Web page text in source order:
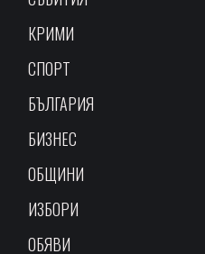
КРИМИ
СПОРТ
БЪЛГАРИЯ
БИЗНЕС
ОБЩИНИ
ИЗБОРИ
ОБЯВИ